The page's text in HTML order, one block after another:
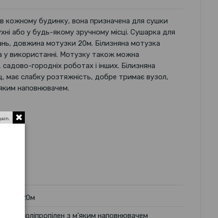
кожному будинку, вона призначена для сушки
або у будь-якому зручному місці. Сушарка для
довжина мотузки 20м. Білизняна мотузка
у використанні. Мотузку також можна
городніх роботах і інших. Білизняна
має слабку розтяжність, добре тримає вузол,
наповнювачем.
20м
поліпропілен з м'яким наповнювачем